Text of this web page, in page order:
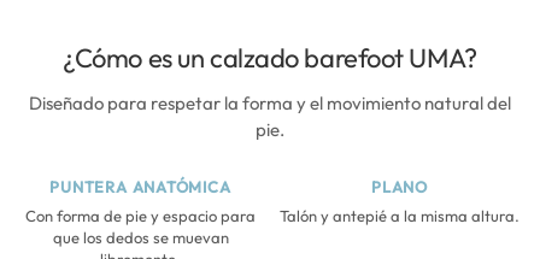
¿Cómo es un calzado barefoot UMA?
Diseñado para respetar la forma y el movimiento natural del
pie.
PUNTERA ANATÓMICA
Con forma de pie y espacio para
que los dedos se muevan
PLANO
Talón y antepié a la misma altura.